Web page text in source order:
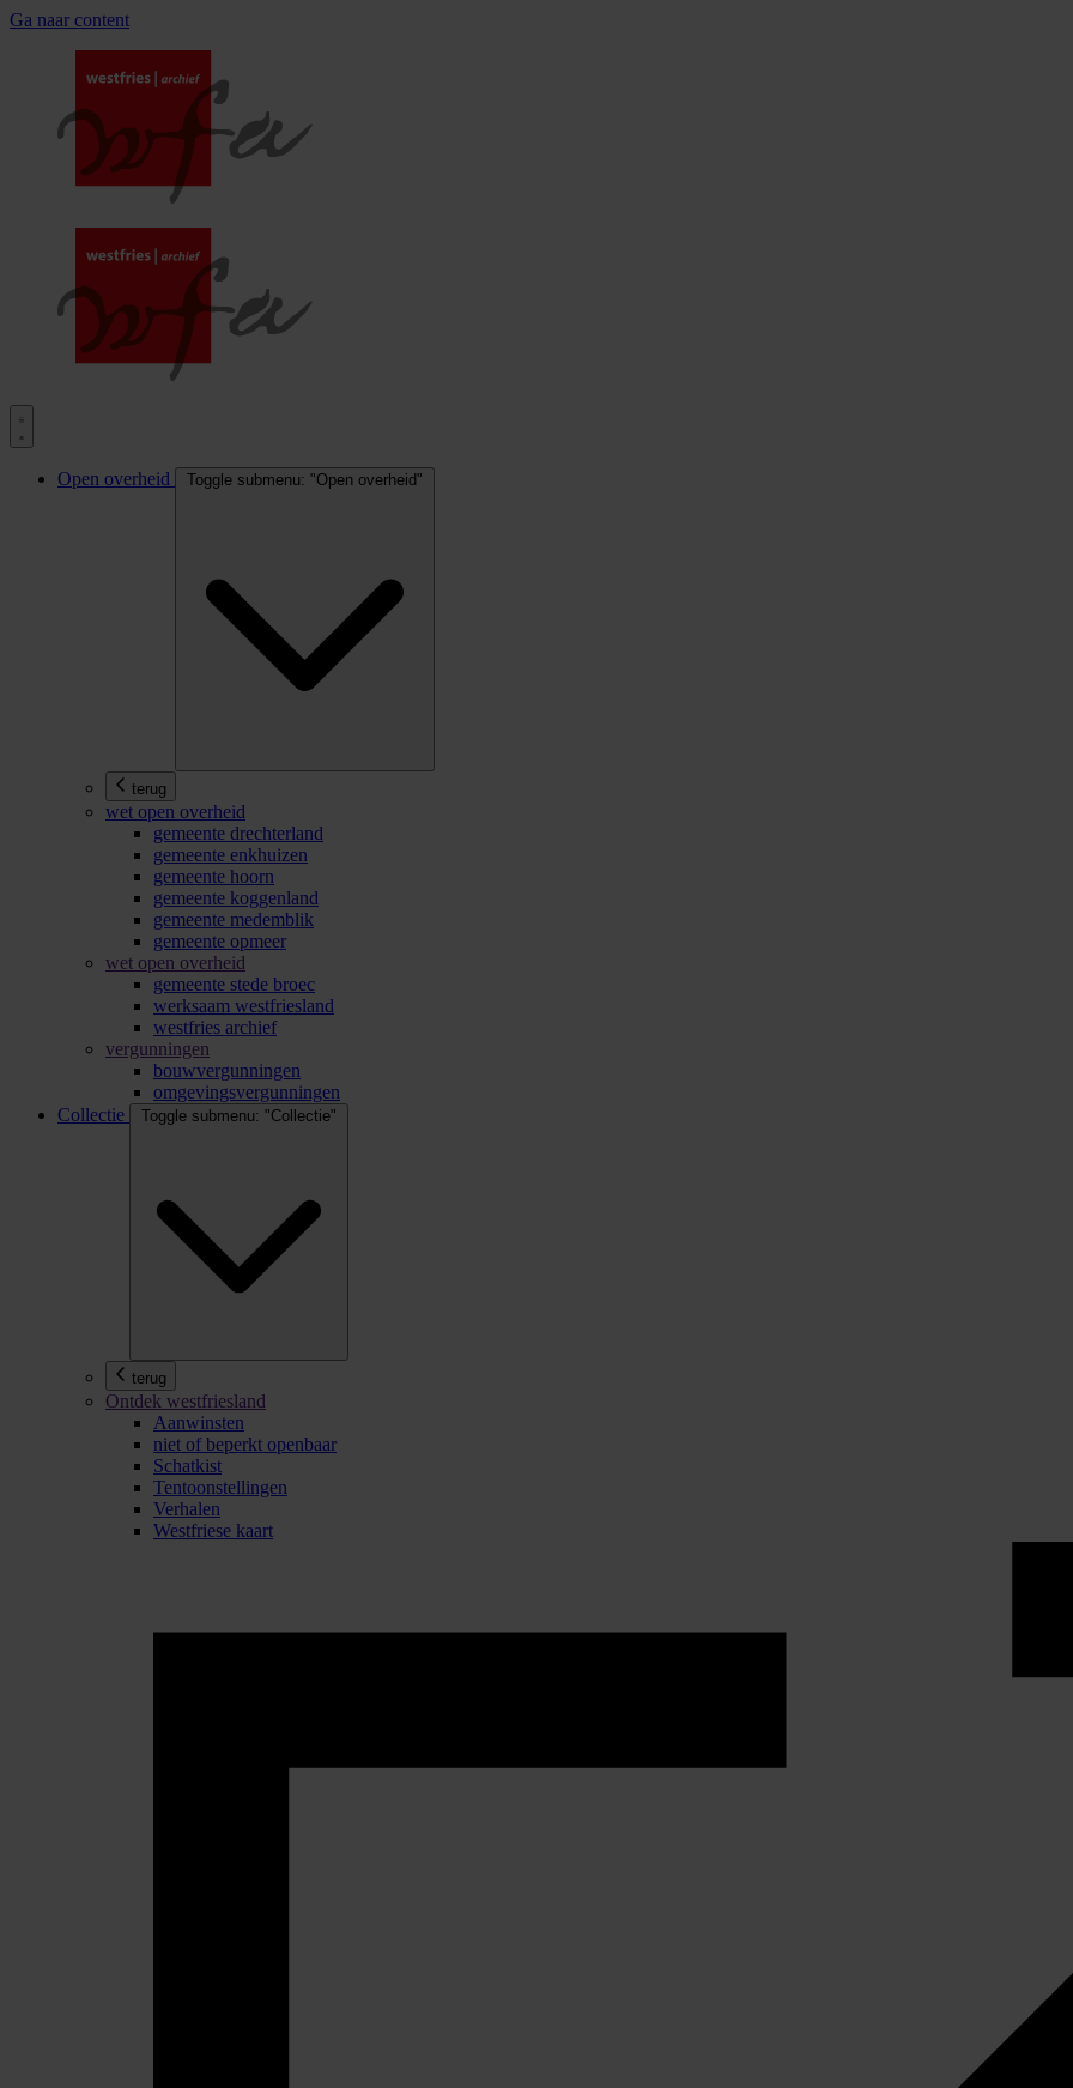
Ga naar content
Open overheid Toggle submenu: "Open overheid"
terug
wet open overheid
gemeente drechterland
gemeente enkhuizen
gemeente hoorn
gemeente koggenland
gemeente medemblik
gemeente opmeer
wet open overheid
gemeente stede broec
werksaam westfriesland
westfries archief
vergunningen
bouwvergunningen
omgevingsvergunningen
Collectie
Toggle submenu: "Collectie"
terug
Ontdek westfriesland
Aanwinsten
niet of beperkt openbaar
Schatkist
Tentoonstellingen
Verhalen
Westfriese kaart